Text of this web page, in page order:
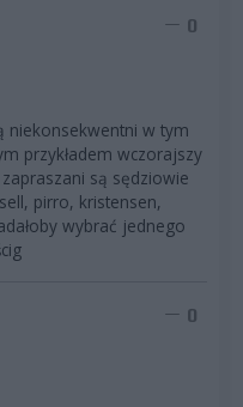
0
niekonsekwentni w tym
przykładem wczorajszy
są sędziowie
pirro, kristensen,
wybrać jednego
0